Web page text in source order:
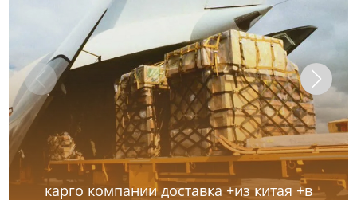
карго компании доставка +из китая +в